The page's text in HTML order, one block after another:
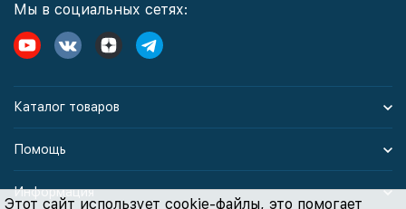
Этот сайт использует cookie-файлы, это помогает
Мы в социальных сетях:
Каталог товаров
Помощь
Информация